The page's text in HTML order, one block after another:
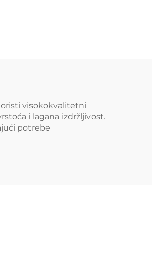
visokokvalitetni
i lagana izdržljivost.
potrebe